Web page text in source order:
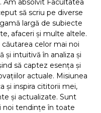
Am absolvit Facultatea
să scriu pe diverse
largă de subiecte
afaceri și multe altele.
celor mai noi
și intuitivă în analiza și
să captez esența și
actuale. Misiunea
și inspira cititorii mei,
și actualizate. Sunt
noi tendințe în toate